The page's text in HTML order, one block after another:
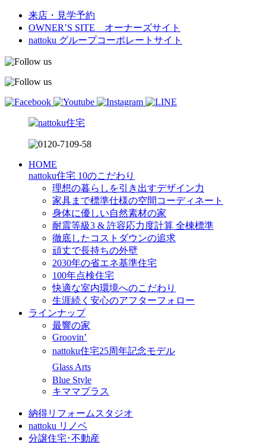
来店・見学予約
OWNER’S SITE オーナーズサイト
nattoku グループコーポレートサイト
HOME
nattoku住宅 10のこだわり
理想の暮らしを引き出すデザイン力
家具まで標準仕様の空間コーディネート
身体に優しい自然素材の家
耐震等級3 & 許容応力度計算 全棟標準
徹底したコストダウンの追求
頑丈で長持ちの外壁
2030年の省エネ基準住宅
100年点検住宅
快適な室内環境へのこだわり
生涯続く安心のアフターフォロー
ラインナップ
最響の家
Groovin’
nattoku住宅25周年記念モデル
Glass Arts
Blue Style
キママプラス
納得リフォームスタジオ
nattoku リノベ
分譲住宅･不動産